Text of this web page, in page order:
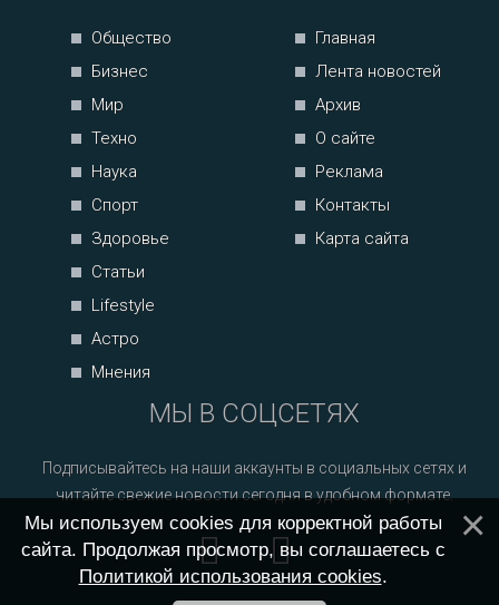
Общество
Бизнес
Мир
Техно
Наука
Спорт
Здоровье
Статьи
Lifestyle
Астро
Мнения
Главная
Лента новостей
Архив
О сайте
Реклама
Контакты
Карта сайта
МЫ В СОЦСЕТЯХ
Подписывайтесь на наши аккаунты в социальных сетях и
читайте свежие новости сегодня в удобном формате.
Мы используем cookies для корректной работы
сайта. Продолжая просмотр, вы соглашаетесь с
Политикой использования cookies.